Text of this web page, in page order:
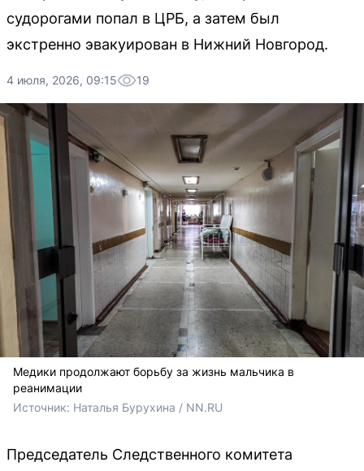
судорогами попал в ЦРБ, а затем был
экстренно эвакуирован в Нижний Новгород.
4 июля, 2026, 09:15 19
Медики продолжают борьбу за жизнь мальчика в
реанимации
Источник: Наталья Бурухина / NN.RU
Председатель Следственного комитета